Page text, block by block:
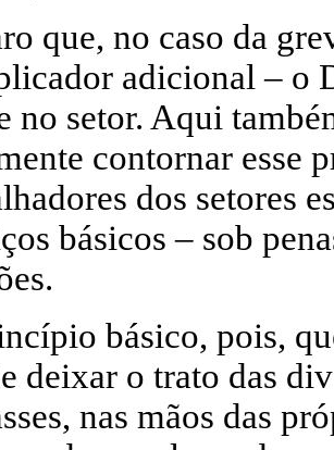
que, no caso da
adicional – o
no setor. Aqui
contornar esse
dos setores
básicos – sob
básico, pois,
deixar o trato das
nas mãos das